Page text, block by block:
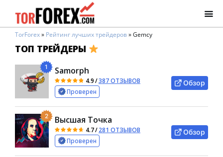
TorForex» Рейтинг лучших трейдеров»Gemcy
ТОП ТРЕЙДЕРЫ
1 Samorph
4.9/387 ОТЗЫВОВ
Проверен
Обзор
2 Высшая Точка
4.7/281 ОТЗЫВОВ
Проверен
Обзор